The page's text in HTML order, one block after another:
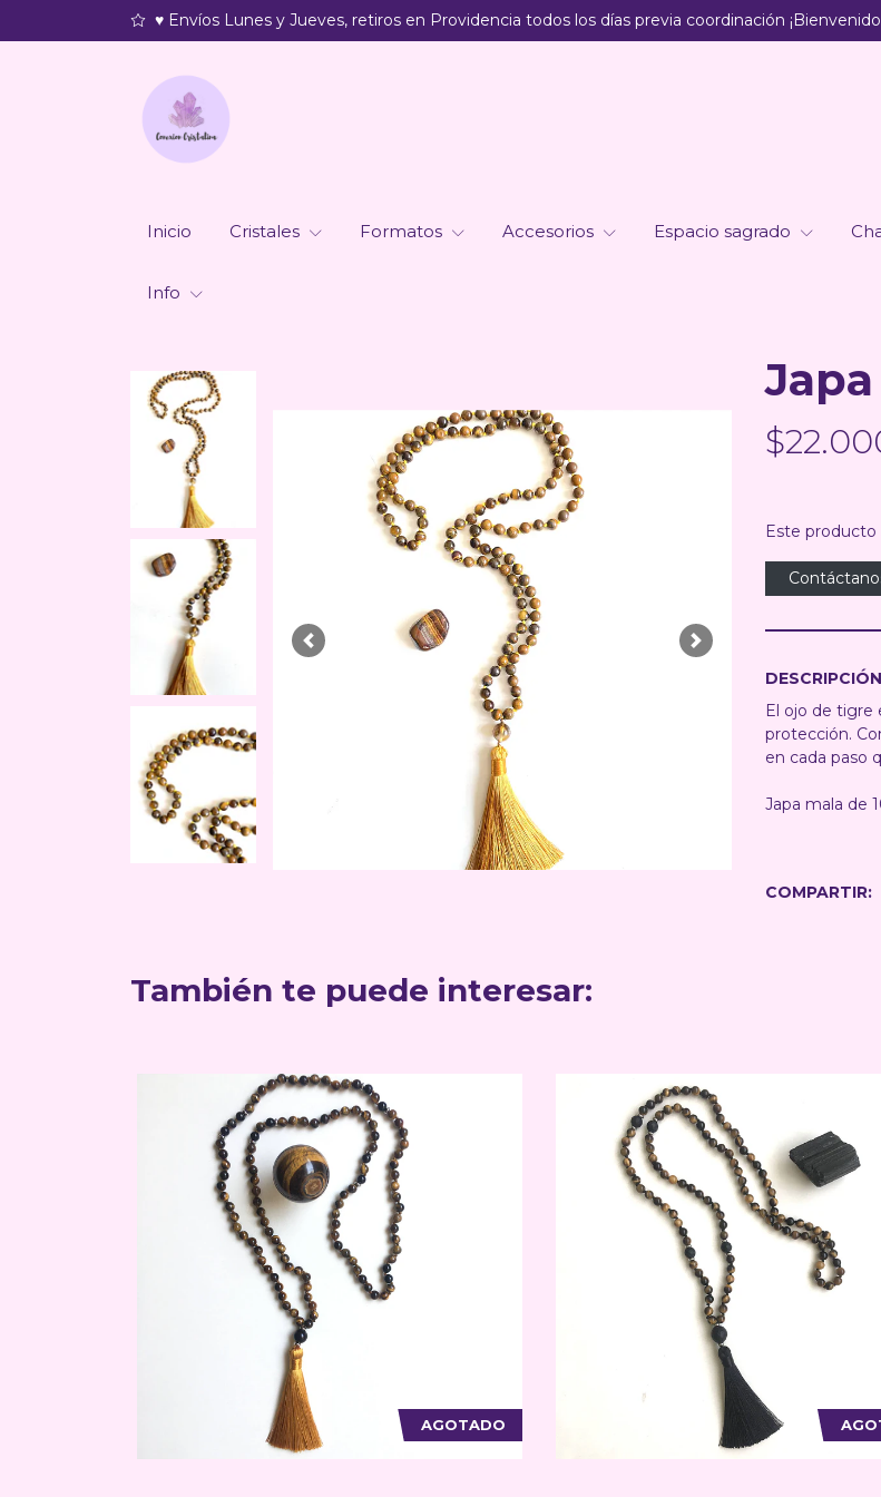
♥ Envíos Lunes y Jueves, retiros en Providencia todos los días previa coordinación
Inicio Cristales Formatos Accesorios Espacio sagrado
Info
Previous Next
Este producto
El ojo de tigre
protección.
en cada paso
Japa mala de
COMPARTIR:
También te puede interesar:
AGOTADO